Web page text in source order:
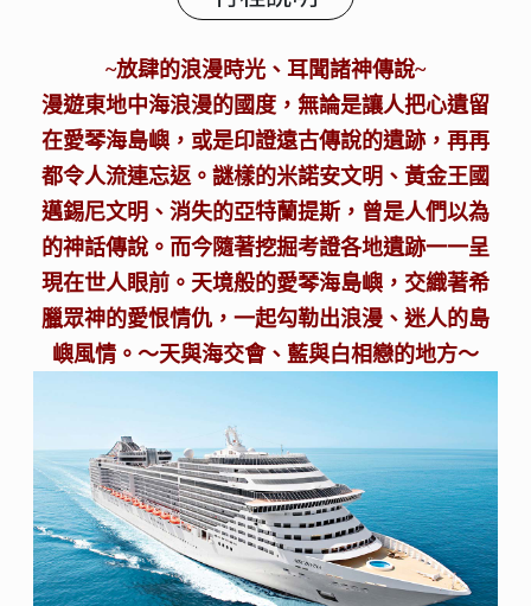
~放肆的浪漫時光、耳聞諸神傳說~
漫遊東地中海浪漫的國度，無論是讓人把心遺留
在愛琴海島嶼，或是印證遠古傳說的遺跡，再再
都令人流連忘返。謎樣的米諾安文明、黃金王國
邁錫尼文明、消失的亞特蘭提斯，曾是人們以為
的神話傳說。而今隨著挖掘考證各地遺跡一一呈
現在世人眼前。天境般的愛琴海島嶼，交織著希
臘眾神的愛恨情仇，一起勾勒出浪漫、迷人的島
嶼風情。～天與海交會、藍與白相戀的地方～